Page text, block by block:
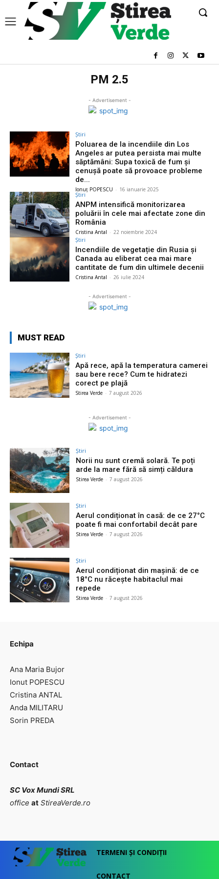
PM 2.5
- Advertisement -
Știri
Poluarea de la incendiile din Los
Angeles ar putea persista mai multe
săptămâni: Supa toxică de fum și
cenușă poate să provoace probleme
de...
Ionuț POPESCU - 16 ianuarie 2025
Știri
ANPM intensifică monitorizarea
poluării în cele mai afectate zone din
România
Cristina Antal - 22 noiembrie 2024
Știri
Incendiile de vegetație din Rusia și
Canada au eliberat cea mai mare
cantitate de fum din ultimele decenii
Cristina Antal - 26 iulie 2024
- Advertisement -
MUST READ
Știri
Apă rece, apă la temperatura camerei
sau bere rece? Cum te hidratezi
corect pe plajă
Stirea Verde - 7 august 2026
- Advertisement -
Știri
Norii nu sunt cremă solară. Te poți
arde la mare fără să simți căldura
Stirea Verde - 7 august 2026
Știri
Aerul condiționat în casă: de ce 27°C
poate fi mai confortabil decât pare
Stirea Verde - 7 august 2026
Știri
Aerul condiționat din mașină: de ce
18°C nu răcește habitaclul mai
repede
Stirea Verde - 7 august 2026
Echipa
Ana Maria Bujor
Ionut POPESCU
Cristina ANTAL
Anda MILITARU
Sorin PREDA
Contact
SC Vox Mundi SRL
office at StireaVerde.ro
TERMENI ȘI CONDIȚII
CONTACT